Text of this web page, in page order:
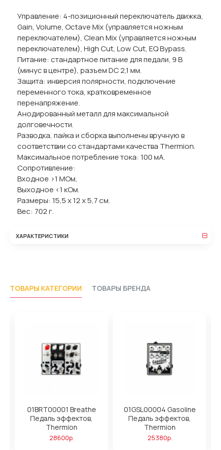
Управление: 4-позиционный переключатель движка,
Gain, Volume, Octave Mix (управляется ножным
переключателем), Clean Mix (управляется ножным
переключателем), High Cut, Low Cut, EQ Bypass.
Питание: стандартное питание для педали, 9 В
(минус в центре), разъем DC 2,1 мм.
Защита: инверсия полярности, подключение
переменного тока, кратковременное
перенапряжение.
Анодированный металл для максимальной
долговечности.
Разводка, пайка и сборка выполнены вручную в
соответствии со стандартами качества Thermion.
Максимальное потребление тока: 100 мА.
Сопротивление:
Входное >1 МОм,
Выходное <1 кОм.
Размеры: 15,5 x 12 x 5,7 см.
Вес: 702 г.
ХАРАКТЕРИСТИКИ
ТОВАРЫ КАТЕГОРИИ ТОВАРЫ БРЕНДА
01BRT00001 Breathe
Педаль эффектов,
Thermion
28600р.
01GSL00004 Gasoline
Педаль эффектов,
Thermion
25380р.